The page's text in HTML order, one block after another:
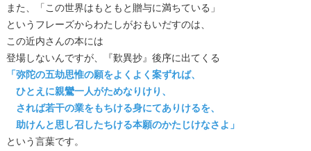
また、「この世界はもともと贈与に満ちている」
というフレーズからわたしがおもいだすのは、
この近内さんの本には
登場しないんですが、『歎異抄』後序に出てくる
「弥陀の五劫思惟の願をよくよく案ずれば、
ひとえに親鸞一人がためなりけり、
されば若干の業をもちける身にてありけるを、
助けんと思し召したちける本願のかたじけなさよ」
という言葉です。